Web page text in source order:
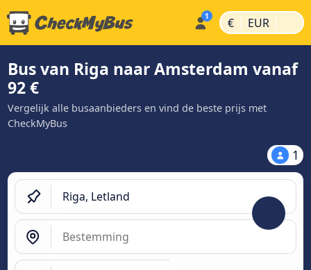
€ | EUR |
Bus van Riga naar Amsterdam vanaf
92 €
Vergelijk alle busaanbieders en vind de beste prijs met
CheckMyBus
1